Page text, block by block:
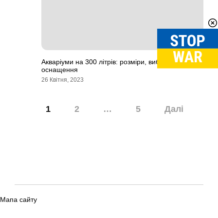
Акваріуми на 300 літрів: розміри, вибір і
оснащення
26 Квітня, 2023
1 2 … 5 Далі
Мапа сайту